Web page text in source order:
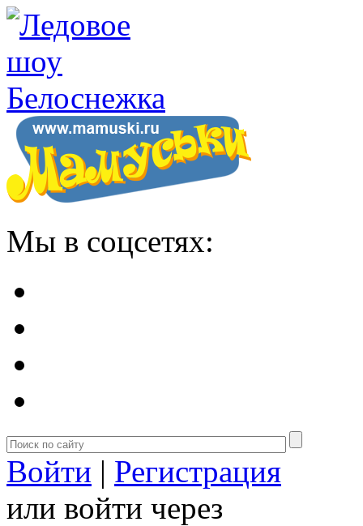
Мы в соцсетях:
Войти | Регистрация
или войти через